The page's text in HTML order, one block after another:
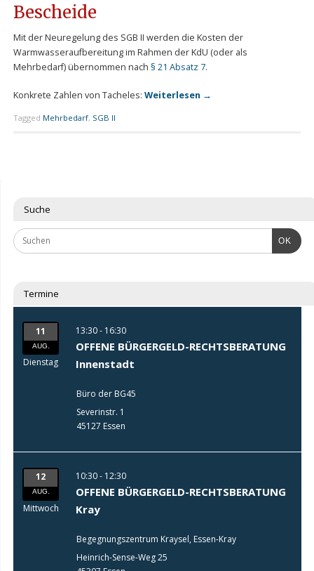
Bescheide
Mit der Neuregelung des SGB II werden die Kosten der
Warmwasseraufbereitung im Rahmen der KdU (oder als
Mehrbedarf) übernommen nach § 21 Absatz 7.
Konkrete Zahlen von Tacheles: Weiterlesen →
Tagged Mehrbedarf, SGB II
Suche
OK
Termine
11
AUG.
Dienstag
13:30 - 16:30
OFFENE BÜRGERGELD-RECHTSBERATUNG
Innenstadt
Büro der BG45
Severinstr. 1
45127 Essen
12
AUG.
Mittwoch
10:30 - 12:30
OFFENE BÜRGERGELD-RECHTSBERATUNG
Kray
Begegnungszentrum Kraysel, Essen-Kray
Heinrich-Sense-Weg 25